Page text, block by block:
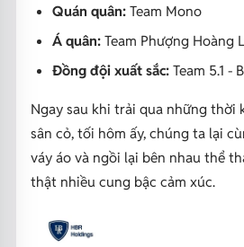
Quán quân:Team Mono
Á quân:Team Phượng Hoàng
Đồng đội xuất sắc:Team 5.1 -
Ngay sau khi trải qua những thời
sân cỏ, tối hôm ấy, chúng ta lại
váy áo và ngồi lại bên nhau thể
thật nhiều cung bậc cảm xúc.